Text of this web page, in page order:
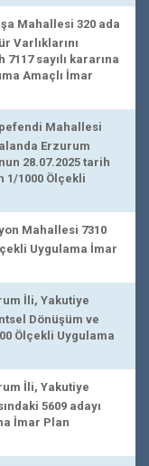
Mahallesi 320 ada
Varlıklarını
sayılı kararına
Amaçlı İmar
Mahallesi
Erzurum
28.07.2025 tarih
1/1000 Ölçekli
Mahallesi 7310
Uygulama İmar
İli, Yakutiye
Dönüşüm ve
Ölçekli Uygulama
İli, Yakutiye
5609 adayı
İmar Plan